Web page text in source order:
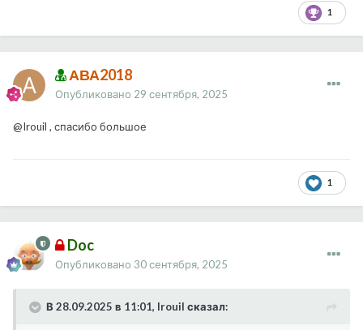
1
АВА2018
Опубликовано 29 сентября, 2025
@Irouil , спасибо большое
1
Doc
Опубликовано 30 сентября, 2025
В 28.09.2025 в 11:01, Irouil сказал: